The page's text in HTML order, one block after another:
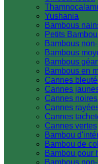
Yushania
Bambous
Petits
Bambous
Bambous
Bambous
Bambous en
Cannes
Cannes
Cannes
Cannes
Cannes
Cannes vertes
Bambou
Bambou de
Bambou pour
Bambous